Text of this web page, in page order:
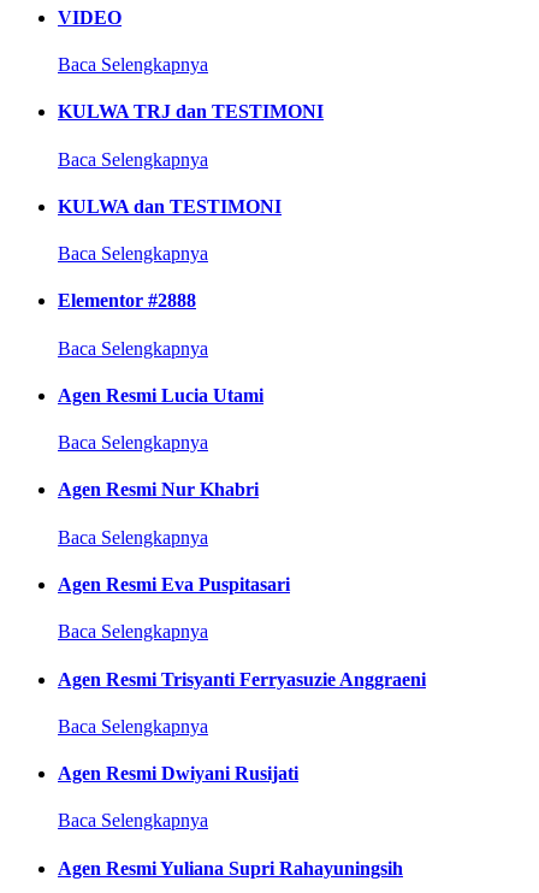
VIDEO
Baca Selengkapnya
KULWA TRJ dan TESTIMONI
Baca Selengkapnya
KULWA dan TESTIMONI
Baca Selengkapnya
Elementor #2888
Baca Selengkapnya
Agen Resmi Lucia Utami
Baca Selengkapnya
Agen Resmi Nur Khabri
Baca Selengkapnya
Agen Resmi Eva Puspitasari
Baca Selengkapnya
Agen Resmi Trisyanti Ferryasuzie Anggraeni
Baca Selengkapnya
Agen Resmi Dwiyani Rusijati
Baca Selengkapnya
Agen Resmi Yuliana Supri Rahayuningsih